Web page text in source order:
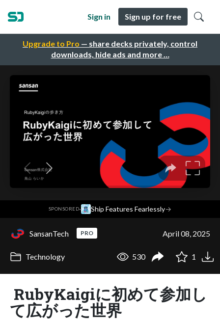
Upgrade to Pro — share decks privately, control
downloads, hide ads and more …
Sign in Sign up for free
SPONSORED· Ship Features Fearlessly→
SansanTech PRO April 08, 2025
Technology 530 1
RubyKaigiに初めて参加し
て広がった世界